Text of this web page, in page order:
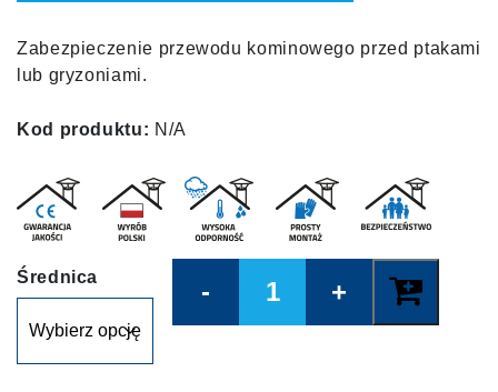
Zabezpieczenie przewodu kominowego przed ptakami
lub gryzoniami.
Kod produktu: N/A
Średnica